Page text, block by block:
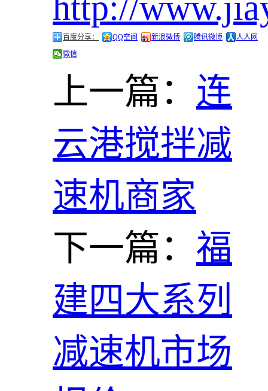
百度分享： QQ空间 新浪微博 腾讯微博
人人网
微信
上一篇： 连
云港搅拌减
速机商家
下一篇： 福
建四大系列
减速机市场